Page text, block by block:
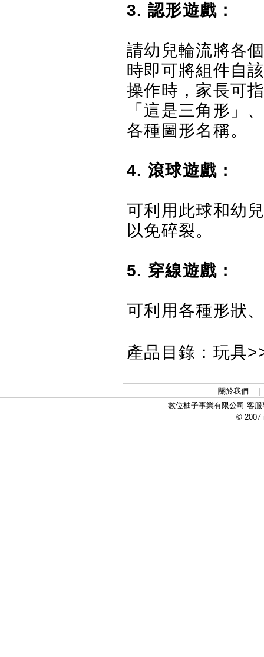
3. 認形遊戲：
請幼兒輪流將各
時即可將組件自
操作時，家長可
「這是三角形」
各種圖形名稱。
4. 滾球遊戲：
可利用此球和幼
以免碎裂。
5. 穿線遊戲：
可利用各種形狀
產品目錄：玩具
關於我們
數位柚子事業有限公司 客
© 2007